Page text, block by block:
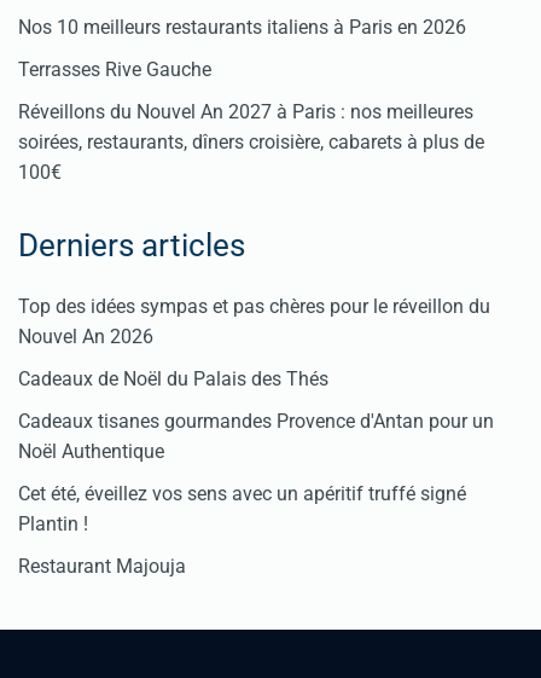
Nos 10 meilleurs restaurants italiens à Paris en 2026
Terrasses Rive Gauche
Réveillons du Nouvel An 2027 à Paris : nos meilleures
soirées, restaurants, dîners croisière, cabarets à plus de
100€
Derniers articles
Top des idées sympas et pas chères pour le réveillon du
Nouvel An 2026
Cadeaux de Noël du Palais des Thés
Cadeaux tisanes gourmandes Provence d'Antan pour un
Noël Authentique
Cet été, éveillez vos sens avec un apéritif truffé signé
Plantin !
Restaurant Majouja